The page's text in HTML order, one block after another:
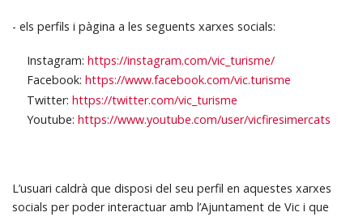
- els perfils i pàgina a les seguents xarxes socials:
Instagram: https://instagram.com/vic_turisme/
Facebook: https://www.facebook.com/vic.turisme
Twitter: https://twitter.com/vic_turisme
Youtube: https://www.youtube.com/user/vicfiresimercats
L’usuari caldrà que disposi del seu perfil en aquestes xarxes
socials per poder interactuar amb l’Ajuntament de Vic i que